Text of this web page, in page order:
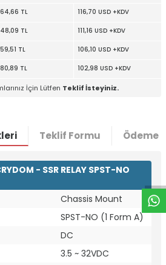
W
h
t
a
p
p
D
e
s
e
H
a
t
t
TL 116,70 USD +KDV
TL 111,16 USD +KDV
TL 106,10 USD +KDV
TL 102,98 USD +KDV
İçin Lütfen Teklif İsteyiniz.
Teklif Formu Ödeme
- SSR RELAY SPST-NO
Chassis Mount
SPST-NO (1 Form A)
DC
3.5 ~ 32VDC